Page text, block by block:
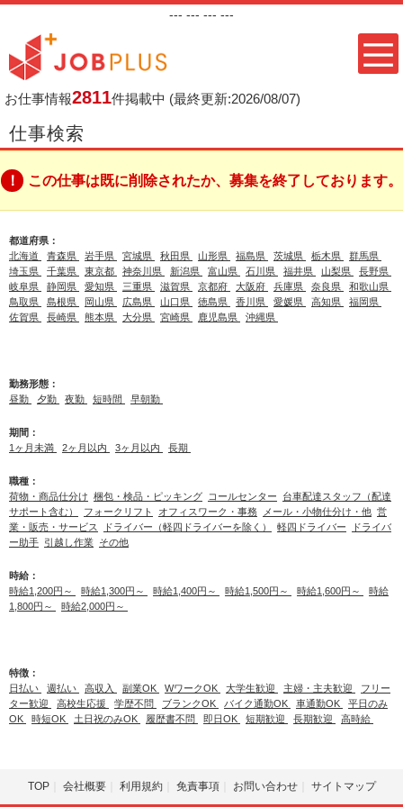
--- --- --- ---
お仕事情報2811件掲載中 (最終更新:2026/08/07)
仕事検索
この仕事は既に削除されたか、募集を終了しております。
都道府県：
北海道
青森県 岩手県 宮城県 秋田県 山形県 福島県 茨城県 栃木県
群馬県
埼玉県
千葉県 東京都 神奈川県 新潟県 富山県 石川県 福井県 山梨県
長野県
岐阜県
静岡県 愛知県 三重県 滋賀県 京都府 大阪府 兵庫県 奈良県
和歌山県
鳥取県
島根県 岡山県 広島県 山口県 徳島県 香川県 愛媛県 高知県
福岡県
佐賀県
長崎県 熊本県 大分県 宮崎県 鹿児島県 沖縄県
勤務形態：
昼勤
夕勤 夜勤 短時間 早朝勤
期間：
1ヶ月未満
2ヶ月以内 3ヶ月以内 長期
職種：
荷物・商品仕分け 梱包・検品・ピッキング コールセンター
台車配達スタッフ（配達
サポート含む）
フォークリフト オフィスワーク・事務 メール・小物仕分け・他 営
業・販売・サービス
ドライバー（軽四ドライバーを除く） 軽四ドライバー
ドライバ
ー助手 引越し作業 その他
時給：
時給1,200円～
時給1,300円～ 時給1,400円～ 時給1,500円～ 時給1,600円～
時給
1,800円～
時給2,000円～
特徴：
日払い
週払い 高収入 副業OK WワークOK 大学生歓迎 主婦・主夫歓迎
フリー
ター歓迎
高校生応援 学歴不問 ブランクOK バイク通勤OK 車通勤OK
平日のみ
OK
時短OK 土日祝のみOK 履歴書不問 即日OK 短期歓迎 長期歓迎 高時給
TOP 会社概要 利用規約 免責事項 お問い合わせ サイトマップ